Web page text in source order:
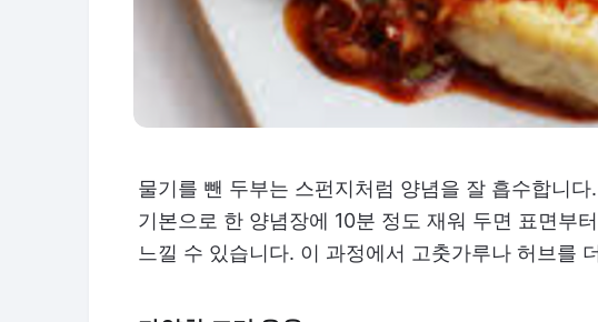
물기를 뺀 두부는 스펀지처럼 양념을 잘 흡수합니
기본으로 한 양념장에 10분 정도 재워 두면 표면부
느낄 수 있습니다. 이 과정에서 고춧가루나 허브를